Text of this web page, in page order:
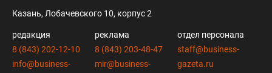
Казань, Лобачевского 10, корпус 2
редакция
8 (843) 202-12-10
info@business-
реклама
8 (843) 203-48-47
mir@business-
отдел персонала
staff@business-
gazeta.ru